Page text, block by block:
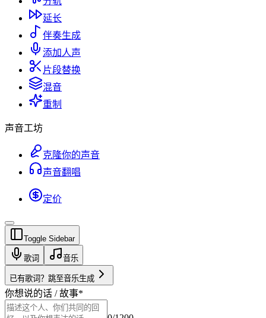
延长
伴奏生成
添加人声
片段替换
混音
重制
声音工坊
克隆你的声音
声音翻唱
定价
Toggle Sidebar
歌词 音乐
已有歌词？跳至音乐生成
你想说的话 / 故事*